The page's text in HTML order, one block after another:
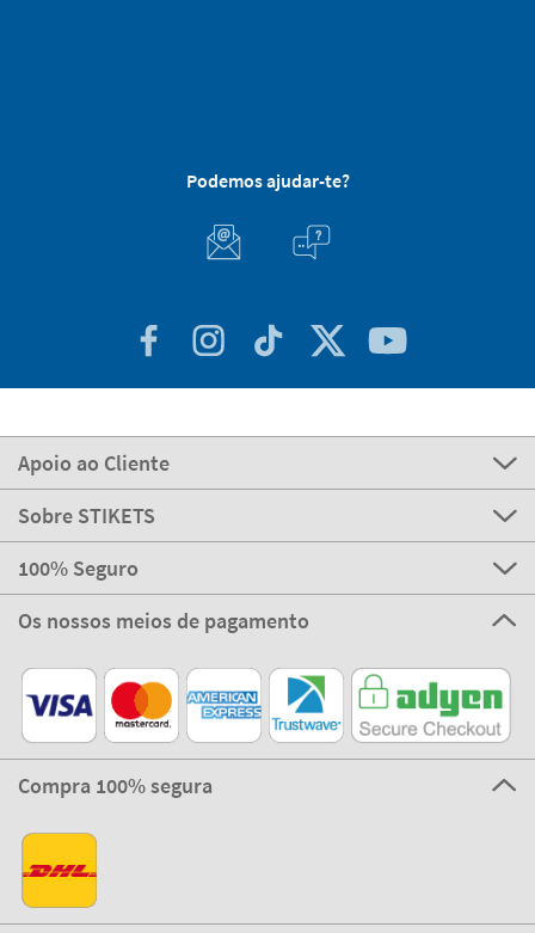
Podemos ajudar-te?
Apoio ao Cliente
Sobre STIKETS
100% Seguro
Os nossos meios de pagamento
Compra 100% segura